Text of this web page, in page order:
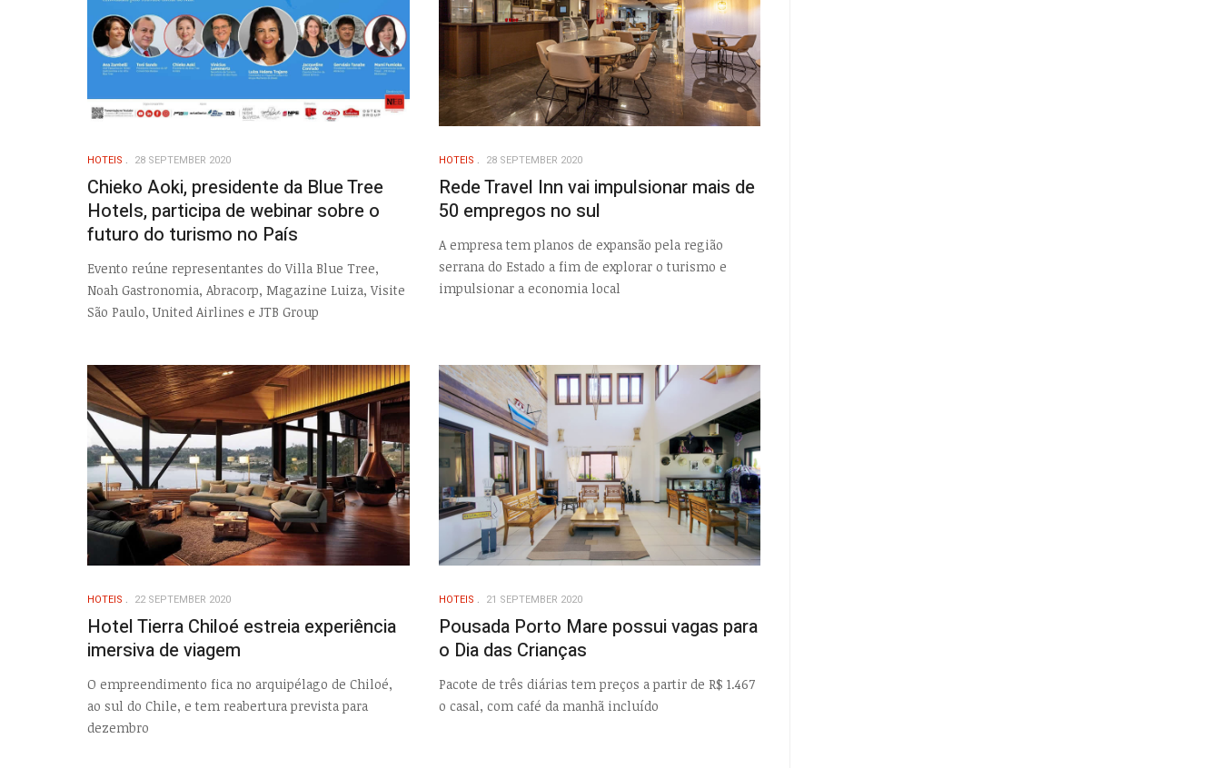
HOTEIS 28 SEPTEMBER 2020
Chieko Aoki, presidente da Blue Tree
Hotels, participa de webinar sobre o
futuro do turismo no País
Evento reúne representantes do Villa Blue Tree,
Noah Gastronomia, Abracorp, Magazine Luiza, Visite
São Paulo, United Airlines e JTB Group
HOTEIS 28 SEPTEMBER 2020
Rede Travel Inn vai impulsionar mais de
50 empregos no sul
A empresa tem planos de expansão pela região
serrana do Estado a fim de explorar o turismo e
impulsionar a economia local
HOTEIS 22 SEPTEMBER 2020
Hotel Tierra Chiloé estreia experiência
imersiva de viagem
O empreendimento fica no arquipélago de Chiloé,
ao sul do Chile, e tem reabertura prevista para
dezembro
HOTEIS 21 SEPTEMBER 2020
Pousada Porto Mare possui vagas para
o Dia das Crianças
Pacote de três diárias tem preços a partir de R$ 1.467
o casal, com café da manhã incluído